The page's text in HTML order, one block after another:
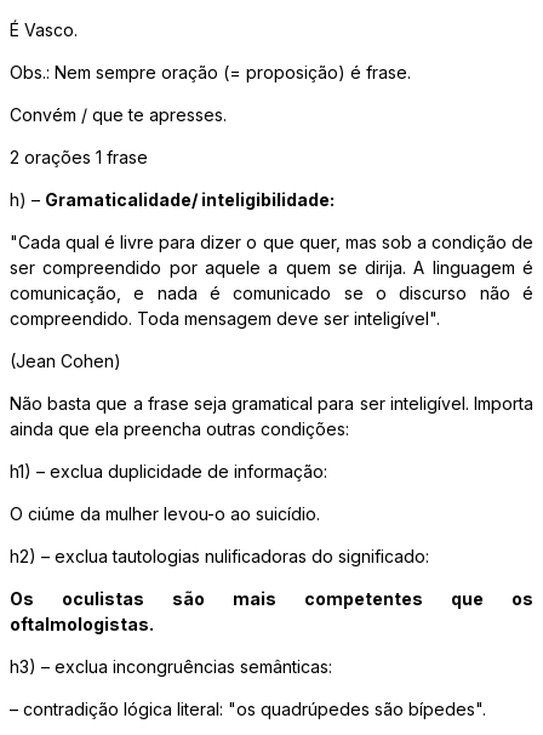
É Vasco.
Obs.: Nem sempre oração (= proposição) é frase.
Convém / que te apresses.
2 orações 1 frase
h) – Gramaticalidade/ inteligibilidade:
"Cada qual é livre para dizer o que quer, mas sob a condição de
ser compreendido por aquele a quem se dirija. A linguagem é
comunicação, e nada é comunicado se o discurso não é
compreendido. Toda mensagem deve ser inteligível".
(Jean Cohen)
Não basta que a frase seja gramatical para ser inteligível. Importa
ainda que ela preencha outras condições:
h1) – exclua duplicidade de informação:
O ciúme da mulher levou-o ao suicídio.
h2) – exclua tautologias nulificadoras do significado:
Os oculistas são mais competentes que os
oftalmologistas.
h3) – exclua incongruências semânticas:
– contradição lógica literal: "os quadrúpedes são bípedes".